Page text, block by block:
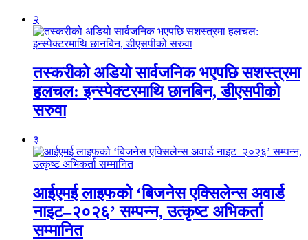
२
तस्करीको अडियो सार्वजनिक भएपछि सशस्त्रमा
हलचल: इन्स्पेक्टरमाथि छानबिन, डीएसपीको
सरुवा
३
आईएमई लाइफको ‘बिजनेस एक्सिलेन्स अवार्ड
नाइट–२०२६’ सम्पन्न, उत्कृष्ट अभिकर्ता
सम्मानित